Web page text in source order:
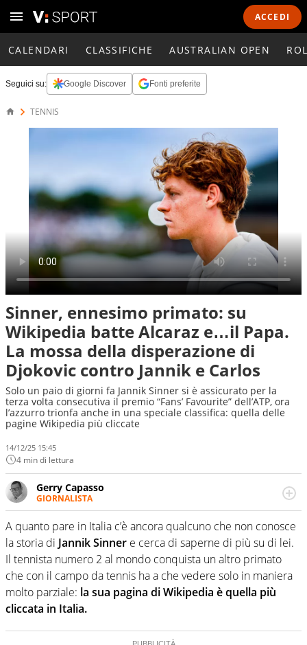
ACCEDI
CALENDARI CLASSIFICHE AUSTRALIAN OPEN
Seguici su: Google Discover Fonti preferite
TENNIS
Sinner, ennesimo primato: su
Wikipedia batte Alcaraz e…il Papa.
La mossa della disperazione di
Djokovic contro Jannik e Carlos
Solo un paio di giorni fa Jannik Sinner si è assicurato per la
terza volta consecutiva il premio “Fans’ Favourite” dell’ATP, ora
l’azzurro trionfa anche in una speciale classifica: quella delle
pagine Wikipedia più cliccate
14/12/25 15:45
4 min di lettura
Gerry Capasso
GIORNALISTA
Per lui gli sport americani non hanno segreti: basket,
football, baseball e la capacità innata di trovare la notizia
dove altri non vedono granché
A quanto pare in Italia c’è ancora qualcuno che non conosce
la storia di Jannik Sinner e cerca di saperne di più su di lei.
Il tennista numero 2 al mondo conquista un altro primato
che con il campo da tennis ha a che vedere solo in maniera
molto parziale: la sua pagina di Wikipedia è quella più
cliccata in Italia.